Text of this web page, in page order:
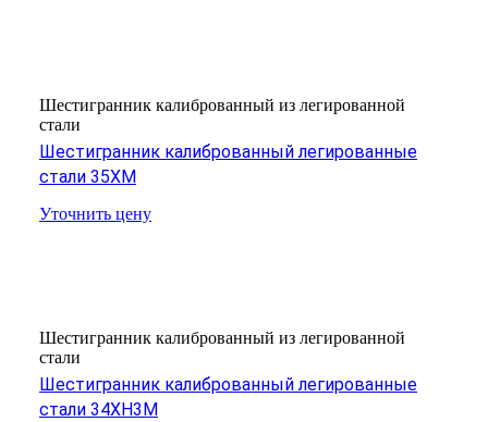
Шестигранник калиброванный из легированной
стали
Шестигранник калиброванный легированные
стали 35ХМ
Уточнить цену
Шестигранник калиброванный из легированной
стали
Шестигранник калиброванный легированные
стали 34ХН3М